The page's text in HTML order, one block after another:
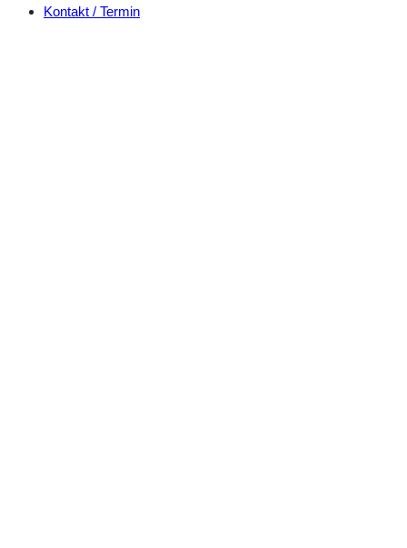
Kontakt / Termin